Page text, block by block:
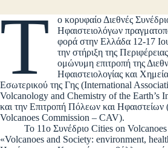
Τ
ο κορυφαίο Διεθνές
Ηφαιστειολόγων
φορά στην Ελλάδα 12-17
την στήριξη της
ομώνυμη επιτροπή της
Ηφαιστειολογίας και
Εσωτερικού της Γης (International
Volcanology and Chemistry of the Earth’s
και την Επιτροπή Πόλεων και Ηφαιστείων
Volcanoes Commission – CAV).
Το 11ο Συνέδριο Cities on Volcanoes
«Volcanoes and Society: environment,